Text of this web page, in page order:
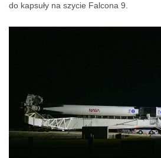
do kapsuły na szycie Falcona 9.